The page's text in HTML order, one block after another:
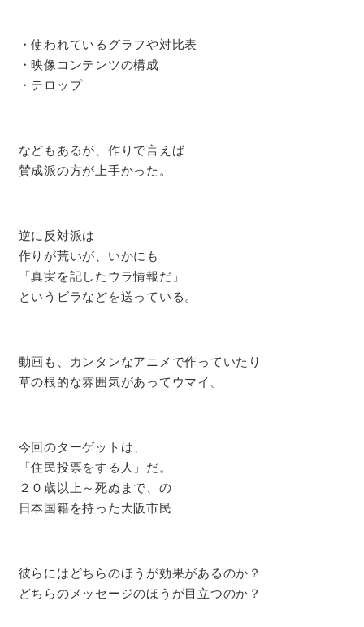
・使われているグラフや対比表
・映像コンテンツの構成
・テロップ
などもあるが、作りで言えば
賛成派の方が上手かった。
逆に反対派は
作りが荒いが、いかにも
「真実を記したウラ情報だ」
というビラなどを送っている。
動画も、カンタンなアニメで作っていたり
草の根的な雰囲気があってウマイ。
今回のターゲットは、
「住民投票をする人」だ。
２０歳以上～死ぬまで、の
日本国籍を持った大阪市民
彼らにはどちらのほうが効果があるのか？
どちらのメッセージのほうが目立つのか？